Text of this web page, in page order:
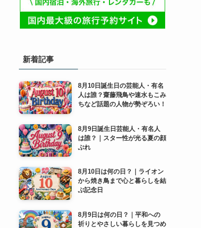
新着記事
8月10日誕生日の芸能人・有名
人は誰？齋藤飛鳥や速水もこみ
ちなど話題の人物が勢ぞろい！
8月9日誕生日芸能人・有名人
は誰？｜スター性が光る夏の顔
ぶれ
8月10日は何の日？｜ライオン
から焼き鳥まで心と暮らしを結
ぶ記念日
8月9日は何の日？｜平和への
祈りとやさしい暮らしを見つめ